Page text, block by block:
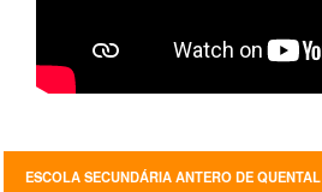
ESCOLA SECUNDÁRIA ANTERO DE QUENTAL